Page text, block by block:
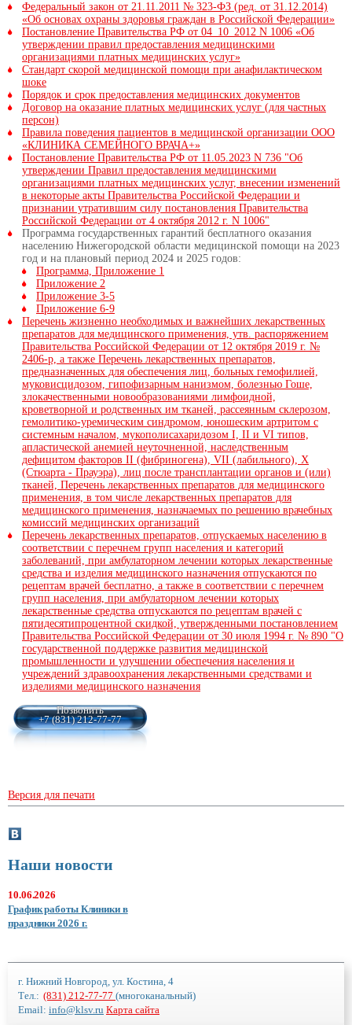
Федеральный закон от 21.11.2011 № 323-ФЗ (ред. от 31.12.2014)
«Об основах охраны здоровья граждан в Российской Федерации»
Постановление Правительства РФ от 04_10_2012 N 1006 «Об
утверждении правил предоставления медицинскими
организациями платных медицинских услуг»
Стандарт скорой медицинской помощи при анафилактическом
шоке
Порядок и срок предоставления медицинских документов
Договор на оказание платных медицинских услуг (для частных
персон)
Правила поведения пациентов в медицинской организации ООО
«КЛИНИКА СЕМЕЙНОГО ВРАЧА+»
Постановление Правительства РФ от 11.05.2023 N 736 "Об
утверждении Правил предоставления медицинскими
организациями платных медицинских услуг, внесении изменений
в некоторые акты Правительства Российской Федерации и
признании утратившим силу постановления Правительства
Российской Федерации от 4 октября 2012 г. N 1006"
Программа государственных гарантий бесплатного оказания
населению Нижегородской области медицинской помощи на 2023
год и на плановый период 2024 и 2025 годов:
Программа, Приложение 1
Приложение 2
Приложение 3-5
Приложение 6-9
Перечень жизненно необходимых и важнейших лекарственных
препаратов для медицинского применения, утв. распоряжением
Правительства Российской Федерации от 12 октября 2019 г. №
2406-р, а также Перечень лекарственных препаратов,
предназначенных для обеспечения лиц, больных гемофилией,
муковисцидозом, гипофизарным нанизмом, болезнью Гоше,
злокачественными новообразованиями лимфоидной,
кроветворной и родственных им тканей, рассеянным склерозом,
гемолитико-уремическим синдромом, юношеским артритом с
системным началом, мукополисахаридозом I, II и VI типов,
апластической анемией неуточненной, наследственным
дефицитом факторов II (фибриногена), VII (лабильного), X
(Стюарта - Прауэра), лиц после трансплантации органов и (или)
тканей, Перечень лекарственных препаратов для медицинского
применения, в том числе лекарственных препаратов для
медицинского применения, назначаемых по решению врачебных
комиссий медицинских организаций
Перечень лекарственных препаратов, отпускаемых населению в
соответствии с перечнем групп населения и категорий
заболеваний, при амбулаторном лечении которых лекарственные
средства и изделия медицинского назначения отпускаются по
рецептам врачей бесплатно, а также в соответствии с перечнем
групп населения, при амбулаторном лечении которых
лекарственные средства отпускаются по рецептам врачей с
пятидесятипроцентной скидкой, утвержденными постановлением
Правительства Российской Федерации от 30 июля 1994 г. № 890 "О
государственной поддержке развития медицинской
промышленности и улучшении обеспечения населения и
учреждений здравоохранения лекарственными средствами и
изделиями медицинского назначения
Позвонить
+7 (831) 212-77-77
Версия для печати
Наши новости
10.06.2026
График работы Клиники в
праздники 2026 г.
г. Нижний Новгород, ул. Костина, 4
Тел.: (831) 212-77-77 (многоканальный)
Email: info@klsv.ru Карта сайта